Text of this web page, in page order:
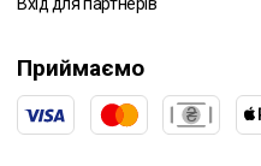
Приймаємо